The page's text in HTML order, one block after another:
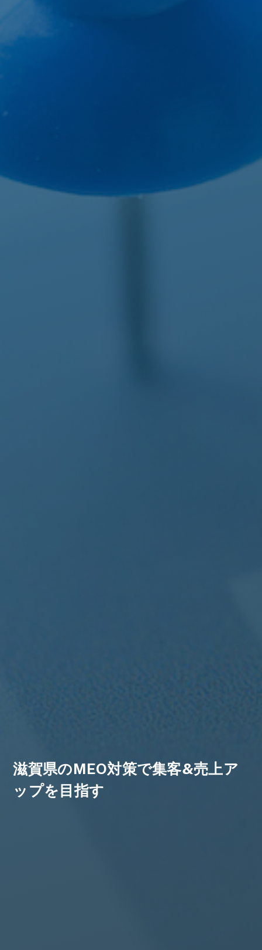
滋賀県のMEO対策で集客&売上ア
ップを目指す